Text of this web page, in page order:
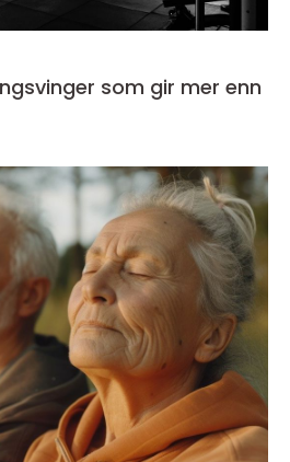
som gir mer enn